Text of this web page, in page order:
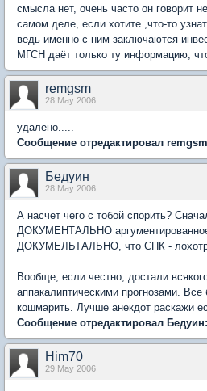
смысла нет, очень часто он говорит
самом деле, если хотите ,что-то
ведь именно с ним заключаются
МГСН даёт только ту информацию,
remgsm
28 May 2006
удалено.....
Сообщение отредактировал
Бедуин
28 May 2006
А насчет чего с тобой спорить?
ДОКУМЕНТАЛЬНО
ДОКУМЕЛЬТАЛЬНО, что СПК -
Вообще, если честно, достали
аппакалиптическими прогнозами.
кошмарить. Лучше анекдот раскажи
Сообщение отредактировал
Him70
29 May 2006